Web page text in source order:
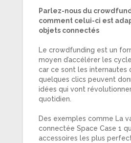
Parlez-nous du
comment celui-ci est
objets connectés
Le crowdfunding est un
moyen d’accélérer les
car ce sont les internautes
quelques clics peuvent
idées qui vont
quotidien.
Des exemples comme La
connectée Space Case 1
accessoires les plus